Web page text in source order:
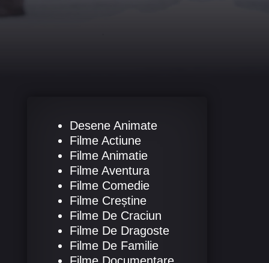
Desene Animate
Filme Actiune
Filme Animatie
Filme Aventura
Filme Comedie
Filme Creștine
Filme De Craciun
Filme De Dragoste
Filme De Familie